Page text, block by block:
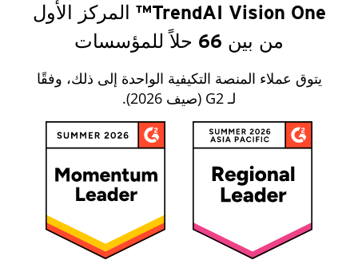
TrendAI Vision One™ المركز الأول
من بين 66 حلاً للمؤسسات
يتوق عملاء المنصة التكيفية الواحدة إلى ذلك، وفقًا
لـ G2 (صيف 2026).